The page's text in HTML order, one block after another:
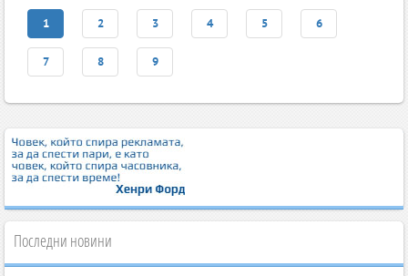
1 2 3 4 5 6
7 8 9
Последни новини